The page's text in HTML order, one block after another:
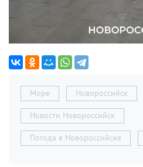
Море Новороссийск
Новости Новороссийск
Погода в Новороссийске